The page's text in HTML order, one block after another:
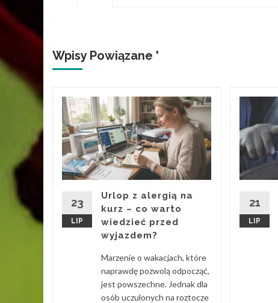
Wpisy Powiązane '
23
LIP
Urlop z alergią na
kurz – co warto
wiedzieć przed
wyjazdem?
Marzenie o wakacjach, które
naprawdę pozwolą odpocząć,
jest powszechne. Jednak dla
osób uczulonych na roztocze
21
LIP